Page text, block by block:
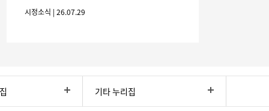
(6개월
시정소식 | 26.07.29
기타 누리집